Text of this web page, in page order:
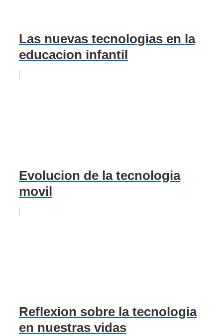
Las nuevas tecnologias en la
educacion infantil
Evolucion de la tecnologia
movil
Reflexion sobre la tecnologia
en nuestras vidas